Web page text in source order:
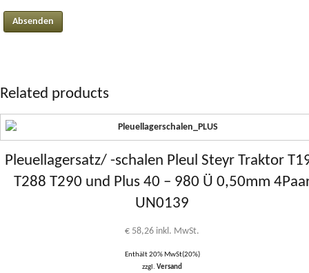
Related products
Pleuellagersatz/ -schalen Pleul Steyr Traktor
T288 T290 und Plus 40 – 980 Ü 0,50mm
UN0139
€ 58,26 inkl. MwSt.
Enthält 20% MwSt(20%)
zzgl.Versand